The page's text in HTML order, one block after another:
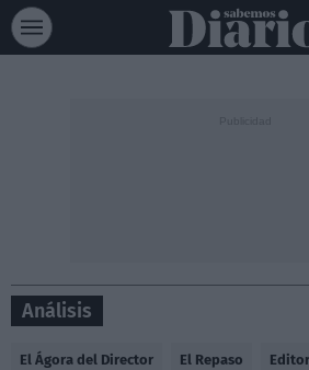
Análisis
El Ágora del Director El Repaso